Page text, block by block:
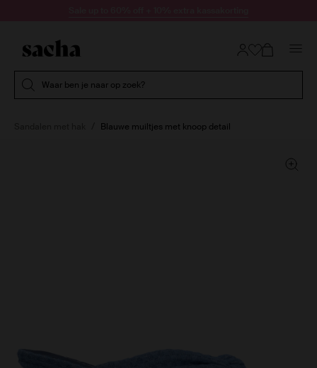
Waar ben je naar op zoek?
Blauwe muiltjes met knoop detail